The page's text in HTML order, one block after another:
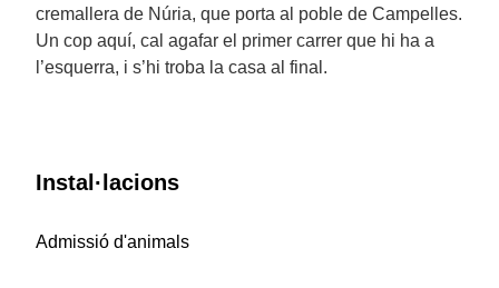
cremallera de Núria, que porta al poble de Campelles.
Un cop aquí, cal agafar el primer carrer que hi ha a
l’esquerra, i s’hi troba la casa al final.
Instal·lacions
Admissió d'animals